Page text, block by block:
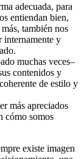
adecuada, para
entiendan bien,
también nos
internamente y
muchas veces–
contenidos y
de estilo y
más apreciados
cómo somos
existe imagen